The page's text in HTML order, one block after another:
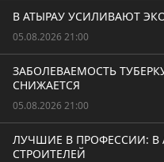
В АТЫРАУ УСИЛИВАЮТ
05.08.2026 21:00
ЗАБОЛЕВАЕМОСТЬ
СНИЖАЕТСЯ
05.08.2026 21:00
ЛУЧШИЕ В ПРОФЕССИИ: В
СТРОИТЕЛЕЙ